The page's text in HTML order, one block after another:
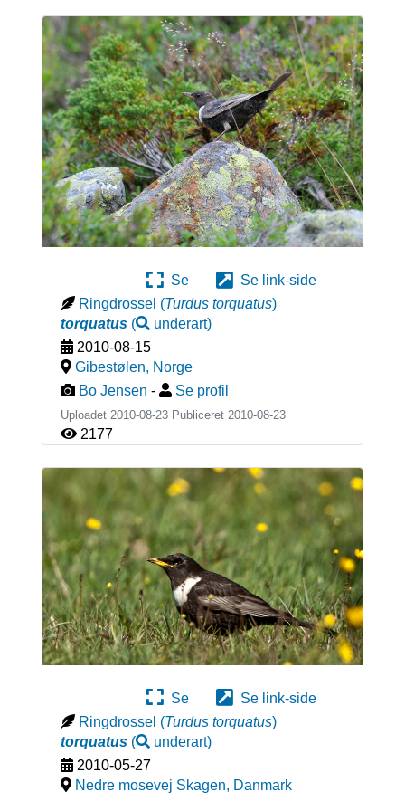
Se
Se link-side
Ringdrossel (Turdus torquatus)
torquatus( underart)
2010-08-15
Gibestølen, Norge
Bo Jensen - Se profil
Uploadet 2010-08-23 Publiceret 2010-08-23
2177
Se
Se link-side
Ringdrossel (Turdus torquatus)
torquatus( underart)
2010-05-27
Nedre mosevej Skagen, Danmark